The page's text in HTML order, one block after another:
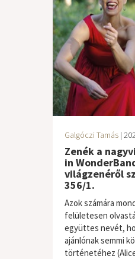
Galgóczi Tamás |
Zenék a
in
világzenéről
356/1.
Azok számára
felületesen
együttes nevét,
ajánlónak semmi
történetéhez